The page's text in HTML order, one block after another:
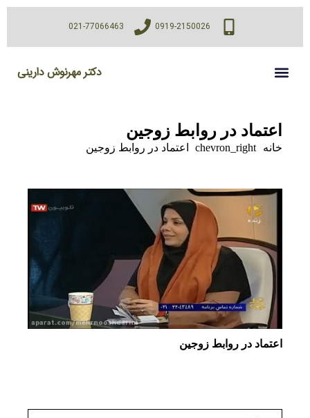
0919-2150026
021-77066463
دکتر مهرنوش دارینی
اعتماد در روابط زوجین
chevron_right اعتماد در روابط زوجین
اعتماد در روابط زوجین